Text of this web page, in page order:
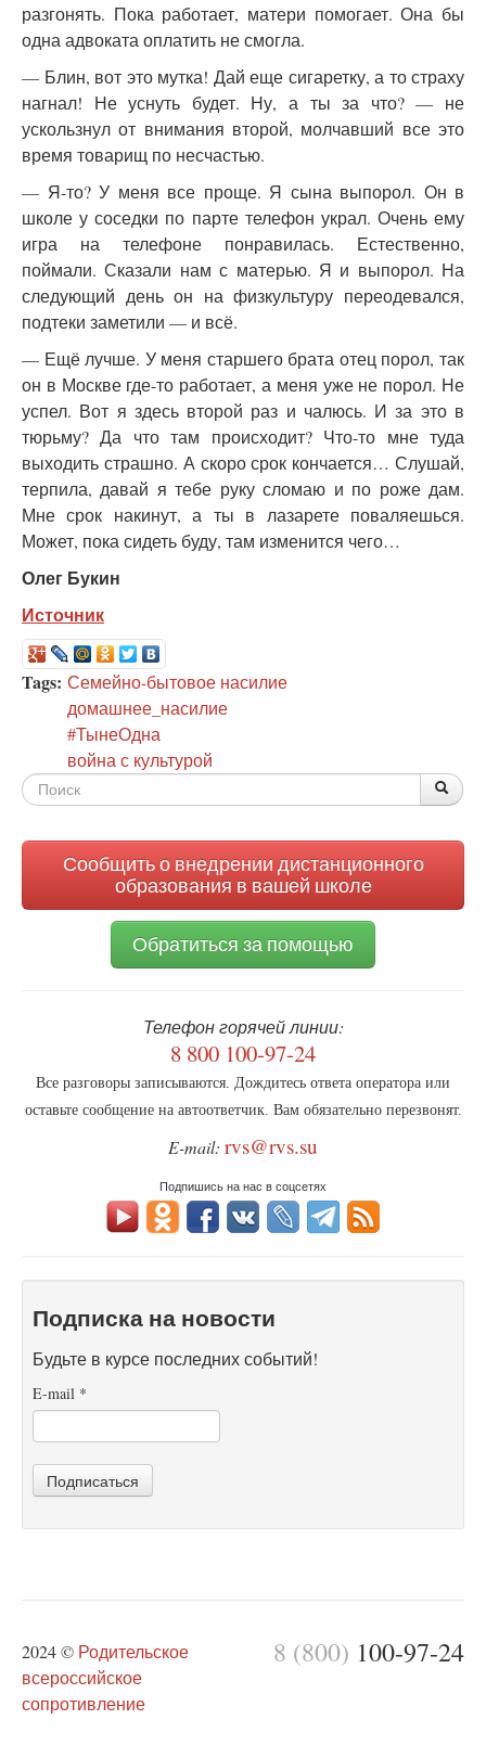
разгонять. Пока работает, матери помогает. Она бы
одна адвоката оплатить не смогла.
— Блин, вот это мутка! Дай еще сигаретку, а то страху
нагнал! Не уснуть будет. Ну, а ты за что? — не
ускользнул от внимания второй, молчавший все это
время товарищ по несчастью.
— Я-то? У меня все проще. Я сына выпорол. Он в
школе у соседки по парте телефон украл. Очень ему
игра на телефоне понравилась. Естественно,
поймали. Сказали нам с матерью. Я и выпорол. На
следующий день он на физкультуру переодевался,
подтеки заметили — и всё.
— Ещё лучше. У меня старшего брата отец порол, так
он в Москве где-то работает, а меня уже не порол. Не
успел. Вот я здесь второй раз и чалюсь. И за это в
тюрьму? Да что там происходит? Что-то мне туда
выходить страшно. А скоро срок кончается… Слушай,
терпила, давай я тебе руку сломаю и по роже дам.
Мне срок накинут, а ты в лазарете поваляешься.
Может, пока сидеть буду, там изменится чего…
Олег Букин
Источник
Tags: Семейно-бытовое насилие
домашнее_насилие
#ТынеОдна
война с культурой
Форма
Сообщить о внедрении дистанционного
образования в вашей школе
Обратиться за помощью
Телефон горячей линии:
8 800 100-97-24
Все разговоры записываются. Дождитесь ответа оператора или
оставьте сообщение на автоответчик. Вам обязательно перезвонят.
E-mail: rvs@rvs.su
Подпишись на нас в соцсетях
Подписка на новости
Будьте в курсе последних событий!
E-mail *
Подписаться
8 (800) 100-97-24
2024 © Родительское
всероссийское
сопротивление